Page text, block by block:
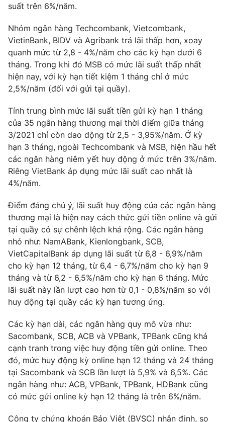
® Cấm sao chép dưới mọi hình thức nếu không có sự chấp
thuận bằng văn bản. Ghi rõ nguồn VTV.vn khi phát hành lại
thông tin từ website này.
suất trên 6%/năm.
Nhóm ngân hàng Techcombank, Vietcombank,
VietinBank, BIDV và Agribank trả lãi thấp hơn, xoay
quanh mức từ 2,8 - 4%/năm cho các kỳ hạn dưới 6
tháng. Trong khi đó MSB có mức lãi suất thấp nhất
hiện nay, với kỳ hạn tiết kiệm 1 tháng chỉ ở mức
2,5%/năm (đối với gửi tại quầy).
Tính trung bình mức lãi suất tiền gửi kỳ hạn 1 tháng
của 35 ngân hàng thương mại thời điểm giữa tháng
3/2021 chỉ còn dao động từ 2,5 - 3,95%/năm. Ở kỳ
hạn 3 tháng, ngoài Techcombank và MSB, hiện hầu hết
các ngân hàng niêm yết huy động ở mức trên 3%/năm.
Riêng VietBank áp dụng mức lãi suất cao nhất là
4%/năm.
Điểm đáng chú ý, lãi suất huy động của các ngân hàng
thương mại là hiện nay cách thức gửi tiền online và gửi
tại quầy có sự chênh lệch khá rộng. Các ngân hàng
nhỏ như: NamABank, Kienlongbank, SCB,
VietCapitalBank áp dụng lãi suất từ 6,8 - 6,9%/năm
cho kỳ hạn 12 tháng, từ 6,4 - 6,7%/năm cho kỳ hạn 9
tháng và từ 6,2 - 6,5%/năm cho kỳ hạn 6 tháng. Mức
lãi suất này lần lượt cao hơn từ 0,1 - 0,8%/năm so với
huy động tại quầy các kỳ hạn tương ứng.
Các kỳ hạn dài, các ngân hàng quy mô vừa như:
Sacombank, SCB, ACB và VPBank, TPBank cũng khá
cạnh tranh trong việc huy động tiền gửi online. Theo
đó, mức huy động kỳ online hạn 12 tháng và 24 tháng
tại Sacombank và SCB lần lượt là 5,9% và 6,5%. Các
ngân hàng như: ACB, VPBank, TPBank, HDBank cũng
có mức gửi online kỳ hạn 12 tháng là trên 6%/năm.
Công ty chứng khoán Bảo Việt (BVSC) nhận định, so